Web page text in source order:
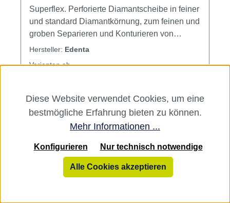
Superflex. Perforierte Diamantscheibe in feiner
und standard Diamantkörnung, zum feinen und
groben Separieren und Konturieren von
Keramik mit guter Durchsicht.Max. Drehzahl -
Hersteller: Edenta
Varianten ab
15,00 €*
Diese Website verwendet Cookies, um eine
bestmögliche Erfahrung bieten zu können.
Mehr Informationen ...
Nur technisch notwendige
Konfigurieren
Alle Cookies akzeptieren